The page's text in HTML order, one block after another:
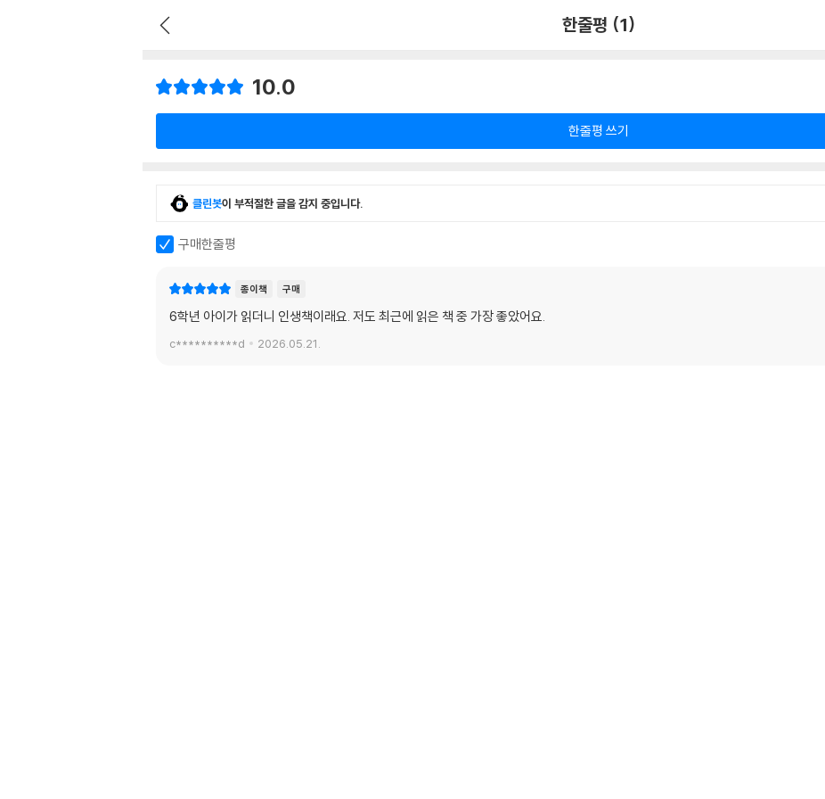
한줄평 (1)
10.0
한줄평 쓰기
클린봇이 부적절한 글을 감지 중입니다.
구매한줄평
종이책 구매
6학년 아이가 읽더니 인생책이래요. 저도 최근에 읽은 책 중 가장 좋았어요.
c**********d 2026.05.21.